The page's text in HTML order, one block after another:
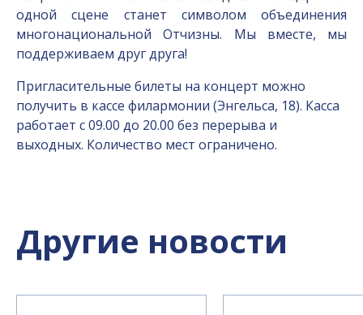
одной сцене станет символом объединения
многонациональной Отчизны. Мы вместе, мы
поддерживаем друг друга!
Пригласительные билеты на концерт можно
получить в кассе филармонии (Энгельса, 18). Касса
работает с 09.00 до 20.00 без перерыва и
выходных. Количество мест ограничено.
Другие новости